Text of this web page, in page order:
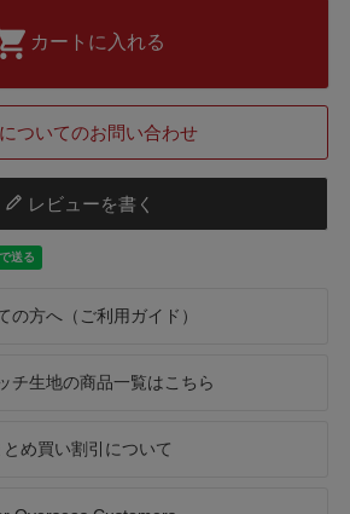
カートに入れる
ついてのお問い合わせ
レビューを書く
の方へ（ご利用ガイド）
チ生地の商品一覧はこちら
とめ買い割引について